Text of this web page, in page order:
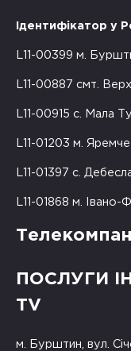
Ідентифікатор у
L11-00399 м.
L11-00887 смт.
L11-00915 с. Мала
L11-01203 м. Яремче
L11-01397 с.
L11-01868 м. Івано-
ПОСЛУГИ
TV
м. Бурштин, вул.